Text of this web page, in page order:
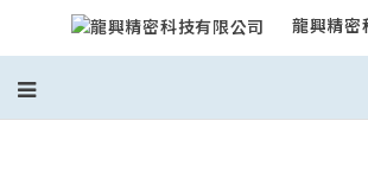
龍興精密